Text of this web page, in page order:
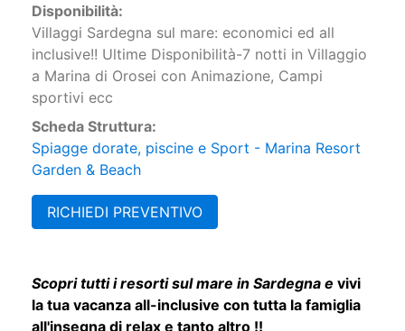
392-6237120
Disponibilità:
Villaggi Sardegna sul mare: economici ed all
inclusive!! Ultime Disponibilità-7 notti in Villaggio
a Marina di Orosei con Animazione, Campi
sportivi ecc
Scheda Struttura:
Garden & Beach
Scopri tutti i resorti sul mare in Sardegna e
vivi